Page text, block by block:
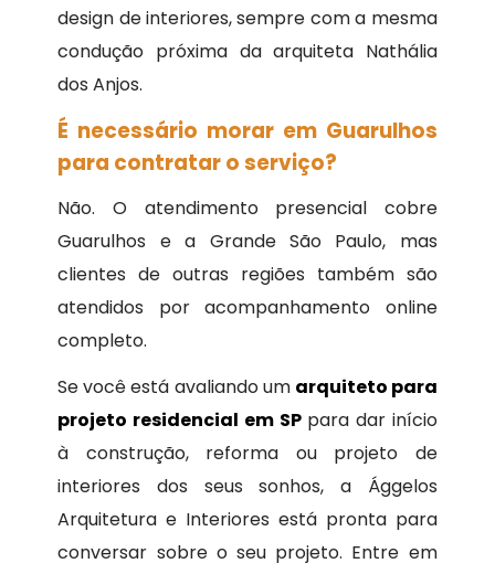
design de interiores, sempre com a mesma
condução próxima da arquiteta Nathália
dos Anjos.
É necessário morar em Guarulhos
para contratar o serviço?
Não. O atendimento presencial cobre
Guarulhos e a Grande São Paulo, mas
clientes de outras regiões também são
atendidos por acompanhamento online
completo.
Se você está avaliando um arquiteto para
projeto residencial em SPpara dar início
à construção, reforma ou projeto de
interiores dos seus sonhos, a Ággelos
Arquitetura e Interiores está pronta para
conversar sobre o seu projeto. Entre em